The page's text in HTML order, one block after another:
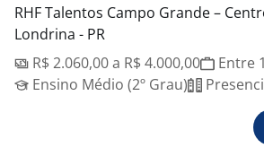
RHF Talentos Campo Grande –
Londrina - PR
R$ 2.060,00 a R$ 4.000,00
Entre
Ensino Médio (2º Grau)